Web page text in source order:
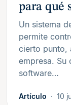
para qué
Un sistema
permite
cierto punto,
empresa. Su
software…
Artículo 10